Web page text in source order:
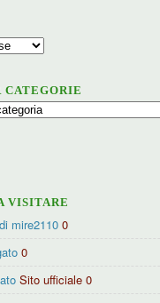
CATEGORIE
VISITARE
mire2110 0
0
Sito ufficiale 0